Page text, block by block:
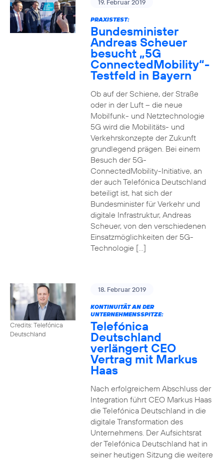
19. Februar 2019
PRAXISTEST:
Bundesminister
Andreas Scheuer
besucht „5G
ConnectedMobility“-
Testfeld in Bayern
Ob auf der Schiene, der Straße
oder in der Luft – die neue
Mobilfunk- und Netztechnologie
5G wird die Mobilitäts- und
Verkehrskonzepte der Zukunft
grundlegend prägen. Bei einem
Besuch der 5G-
ConnectedMobility-Initiative, an
der auch Telefónica Deutschland
beteiligt ist, hat sich der
Bundesminister für Verkehr und
digitale Infrastruktur, Andreas
Scheuer, von den verschiedenen
Einsatzmöglichkeiten der 5G-
Technologie […]
Credits: Telefónica
Deutschland
18. Februar 2019
KONTINUITÄT AN DER
UNTERNEHMENSSPITZE:
Telefónica
Deutschland
verlängert CEO
Vertrag mit Markus
Haas
Nach erfolgreichem Abschluss der
Integration führt CEO Markus Haas
die Telefónica Deutschland in die
digitale Transformation des
Unternehmens. Der Aufsichtsrat
der Telefónica Deutschland hat in
seiner heutigen Sitzung die weitere